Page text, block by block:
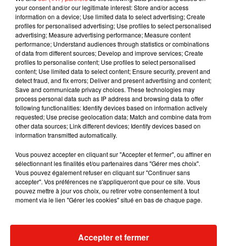
Publié : 12 février 2019 à 10h51 par Maud
Tambellini
en permis européen avant d’avoir atteint 18 ans. À
noter qu’en Angleterre, cette règle a été retenue.
Les jeunes peuvent conduire seuls dès 17 ans sur
les routes du pays.
Mundo Latino
Ces femmes autochtones
redonnent vie à l’Amazonie !
Guatemala : l'éruption du volcan
de Fuego est terminée
en Argentine, et en pleine...
your consent and/or our legitimate interest: Store and/or access
information on a device; Use limited data to select advertising; Create
profiles for personalised advertising; Use profiles to select personalised
advertising; Measure advertising performance; Measure content
performance; Understand audiences through statistics or combinations
of data from different sources; Develop and improve services; Create
profiles to personalise content; Use profiles to select personalised
content; Use limited data to select content; Ensure security, prevent and
detect fraud, and fix errors; Deliver and present advertising and content;
Save and communicate privacy choices. These technologies may
process personal data such as IP address and browsing data to offer
following functionalities: Identify devices based on information actively
requested; Use precise geolocation data; Match and combine data from
other data sources; Link different devices; Identify devices based on
information transmitted automatically.
Vous pouvez accepter en cliquant sur "Accepter et fermer", ou affiner en
sélectionnant les finalités et/ou partenaires dans "Gérer mes choix".
Vous pouvez également refuser en cliquant sur "Continuer sans
accepter". Vos préférences ne s'appliqueront que pour ce site. Vous
pouvez mettre à jour vos choix, ou retirer votre consentement à tout
moment via le lien "Gérer les cookies" situé en bas de chaque page.
Accepter et fermer